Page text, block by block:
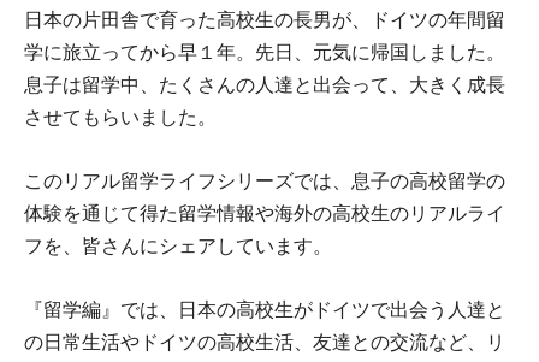
日本の片田舎で育った高校生の長男が、ドイツの年間留
学に旅立ってから早１年。先日、元気に帰国しました。
息子は留学中、たくさんの人達と出会って、大きく成長
させてもらいました。
このリアル留学ライフシリーズでは、息子の高校留学の
体験を通じて得た留学情報や海外の高校生のリアルライ
フを、皆さんにシェアしています。
『留学編』では、日本の高校生がドイツで出会う人達と
の日常生活やドイツの高校生活、友達との交流など、リ